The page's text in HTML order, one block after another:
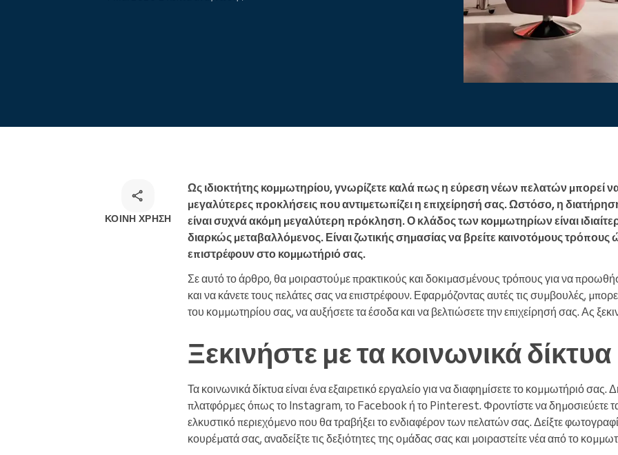
ΚΟΙΝΉ ΧΡΉΣΗ
Ως ιδιοκτήτης κομμωτηρίου, γνωρίζετε καλά πως η εύρεση νέων πελατών μπορεί να
μεγαλύτερες προκλήσεις που αντιμετωπίζει η επιχείρησή σας. Ωστόσο, η
είναι συχνά ακόμη μεγαλύτερη πρόκληση. Ο κλάδος των κομμωτηρίων είναι
διαρκώς μεταβαλλόμενος. Είναι ζωτικής σημασίας να βρείτε καινοτόμους τρόπους
επιστρέφουν στο κομμωτήριό σας.
Σε αυτό το άρθρο, θα μοιραστούμε πρακτικούς και δοκιμασμένους τρόπους για να
και να κάνετε τους πελάτες σας να επιστρέφουν. Εφαρμόζοντας αυτές τις συμβουλές,
του κομμωτηρίου σας, να αυξήσετε τα έσοδα και να βελτιώσετε την επιχείρησή σας. Ας
Ξεκινήστε με τα κοινωνικά δίκτυα
Τα κοινωνικά δίκτυα είναι ένα εξαιρετικό εργαλείο για να διαφημίσετε το κομμωτήριό
πλατφόρμες όπως το Instagram, το Facebook ή το Pinterest. Φροντίστε να δημοσιεύετε
ελκυστικό περιεχόμενο που θα τραβήξει το ενδιαφέρον των πελατών σας. Δείξτε
κουρέματά σας, αναδείξτε τις δεξιότητες της ομάδας σας και μοιραστείτε νέα από το